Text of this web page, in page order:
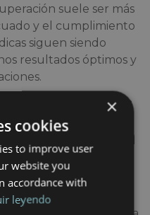
suele ser más
y el cumplimiento
siguen siendo
resultados óptimos y
Da Vinci
International
×
cookies
to improve user
website you
accordance with
leyendo